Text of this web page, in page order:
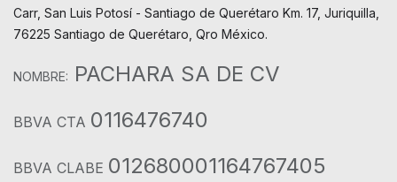
Carr, San Luis Potosí - Santiago de Querétaro Km. 17, Juriquilla,
76225 Santiago de Querétaro, Qro México.
NOMBRE: PACHARA SA DE CV
BBVA CTA 0116476740
BBVA CLABE 012680001164767405